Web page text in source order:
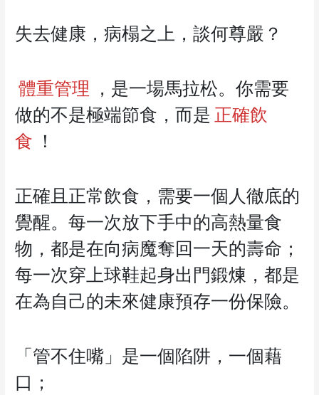
失去健康，病榻之上，談何尊嚴？
體重管理 ，是一場馬拉松。你需要
做的不是極端節食，而是 正確飲
食 ！
正確且正常飲食，需要一個人徹底的
覺醒。每一次放下手中的高熱量食
物，都是在向病魔奪回一天的壽命；
每一次穿上球鞋起身出門鍛煉，都是
在為自己的未來健康預存一份保險。
「管不住嘴」是一個陷阱，一個藉
口；